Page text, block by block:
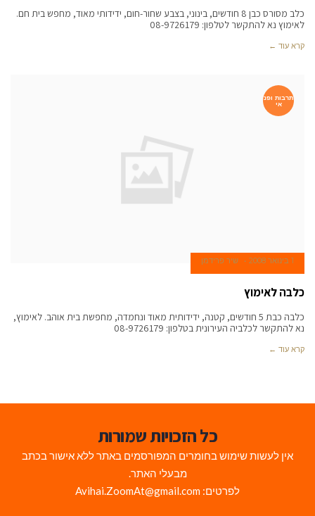
כלב מסורס כבן 8 חודשים, בינוני, בצבע שחור-חום, ידידותי מאוד, מחפש בית חם.
לאימוץ נא להתקשר לטלפון: 08-9726179
קרא עוד ←
תרבות ופנ
אי
1 בינואר 2008 שיר פרידמן
כלבה לאימוץ
כלבה כבת 5 חודשים, קטנה, ידידותית מאוד ונחמדה, מחפשת בית אוהב. לאימוץ,
נא להתקשר לכלביה העירונית בטלפון: 08-9726179
קרא עוד ←
כל הזכויות שמורות
אין לעשות שימוש בחומרים המפורסמים באתר ללא אישור בכתב
מבעלי האתר.
לפרטים: Avihai.ZoomAt@gmail.com